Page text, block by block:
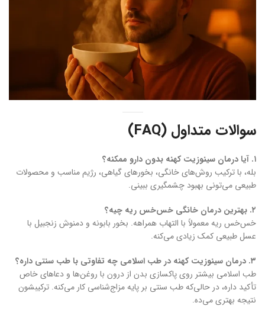
سوالات متداول (FAQ)
۱. آیا درمان سینوزیت کهنه بدون دارو ممکنه؟
بله، با ترکیب روش‌های خانگی، بخورهای گیاهی، رژیم مناسب و محصولات
طبیعی می‌تونی بهبود چشمگیری ببینی.
۲. بهترین درمان خانگی خس‌خس ریه چیه؟
خس‌خس ریه معمولاً با التهاب همراهه. بخور بابونه و دمنوش زنجبیل با
عسل طبیعی کمک زیادی می‌کنه.
۳. درمان سینوزیت کهنه در طب اسلامی چه تفاوتی با طب سنتی داره؟
طب اسلامی بیشتر روی پاکسازی بدن از درون با روغن‌ها و دعاهای خاص
تأکید داره، در حالی‌که طب سنتی بر پایه مزاج‌شناسی کار می‌کنه. ترکیبشون
نتیجه بهتری می‌ده.